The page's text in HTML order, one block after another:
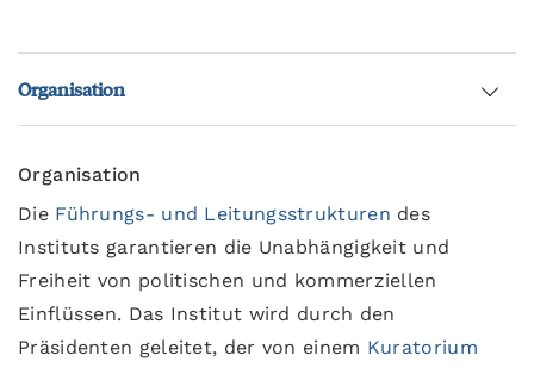
Organisation
Organisation
Die Führungs- und Leitungsstrukturen des
Instituts garantieren die Unabhängigkeit und
Freiheit von politischen und kommerziellen
Einflüssen. Das Institut wird durch den
Präsidenten geleitet, der von einem Kuratorium